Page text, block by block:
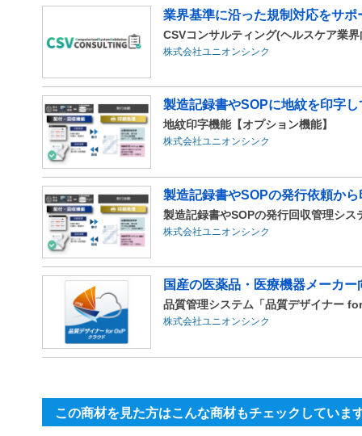
業界基準に沿った規制対応をサポ
CSVコンサルティング(ヘルスケア業
株式会社ユニオンシンク
製造記録書やSOPに地紋を印字
地紋印字機能【オプション機能】
株式会社ユニオンシンク
製造記録書やSOPの発行依頼か
製造記録書やSOPの発行回収管理シス
株式会社ユニオンシンク
国産の医薬品・医療機器メーカ
品質管理システム「品質デザイナー
株式会社ユニオンシンク
この商材を見た方はこんな商材もチェックしていま